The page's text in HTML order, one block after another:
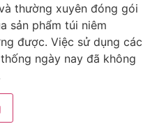
thường xuyên đóng gói
sản phẩm túi niêm
được. Việc sử dụng các
ngày nay đã không